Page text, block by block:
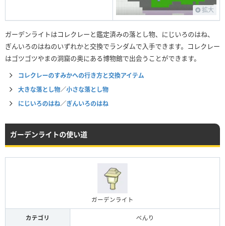
拡大
ガーデンライトはコレクレーと鑑定済みの落とし物、にじいろのはね、
ぎんいろのはねのいずれかと交換でランダムで入手できます。コレクレー
はゴツゴツやまの洞窟の奥にある博物館で出会うことができます。
コレクレーのすみかへの行き方と交換アイテム
大きな落とし物／小さな落とし物
にじいろのはね／ぎんいろのはね
ガーデンライトの使い道
ガーデンライト
カテゴリ べんり